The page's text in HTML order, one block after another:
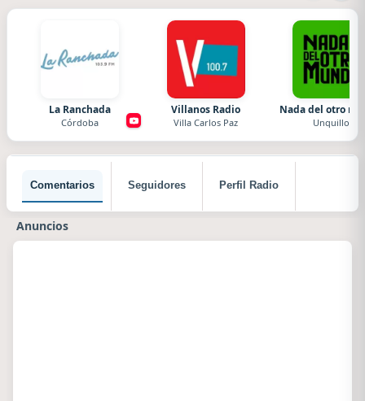
La Ranchada
Córdoba
Villanos Radio
Villa Carlos Paz
Nada del otro
Unquillo
Comentarios Seguidores Perfil Radio
Anuncios